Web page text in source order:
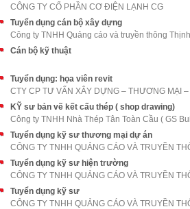
CÔNG TY CỔ PHẦN CƠ ĐIỆN LẠNH CG
Tuyển dụng cán bộ xây dựng
Công ty TNHH Quảng cáo và truyền thông
Cán bộ kỹ thuật
Tuyển dụng: họa viên revit
KỸ sư bản vẽ kết cấu thép ( shop drawing)
Công ty TNHH Nhà Thép Tân Toàn Cầu ( GS
Tuyển dụng kỹ sư thương mại dự án
Tuyển dụng kỹ sư hiện trường
Tuyển dụng kỹ sư